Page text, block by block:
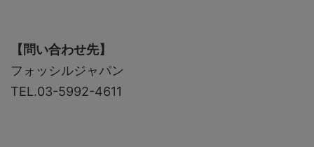
【問い合わせ先】
フォッシルジャパン
TEL.03-5992-4611